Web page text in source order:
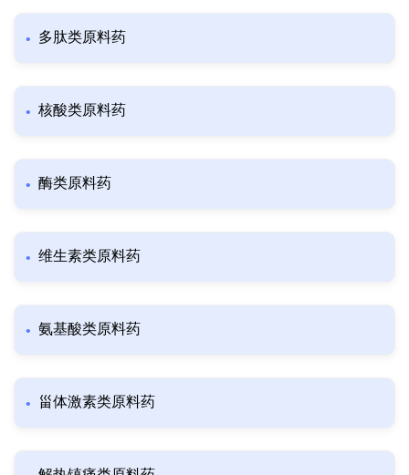
多肽类原料药
核酸类原料药
酶类原料药
维生素类原料药
氨基酸类原料药
甾体激素类原料药